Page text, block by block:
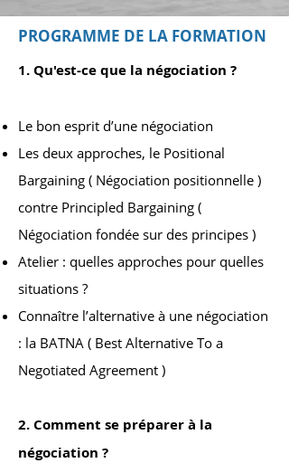
PROGRAMME DE LA FORMATION
1. Qu'est-ce que la négociation ?
Le bon esprit d’une négociation
Les deux approches, le Positional
Bargaining ( Négociation positionnelle )
contre Principled Bargaining (
Négociation fondée sur des principes )
Atelier : quelles approches pour quelles
situations ?
Connaître l’alternative à une négociation
: la BATNA ( Best Alternative To a
Negotiated Agreement )
2. Comment se préparer à la
négociation ?